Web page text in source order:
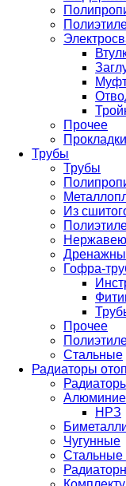
Прочее
Прокладки
Трубы
Трубы
Из
Гофра-
Прочее
Стальные
Радиаторы
НРЗ
Чугунные
Стальные